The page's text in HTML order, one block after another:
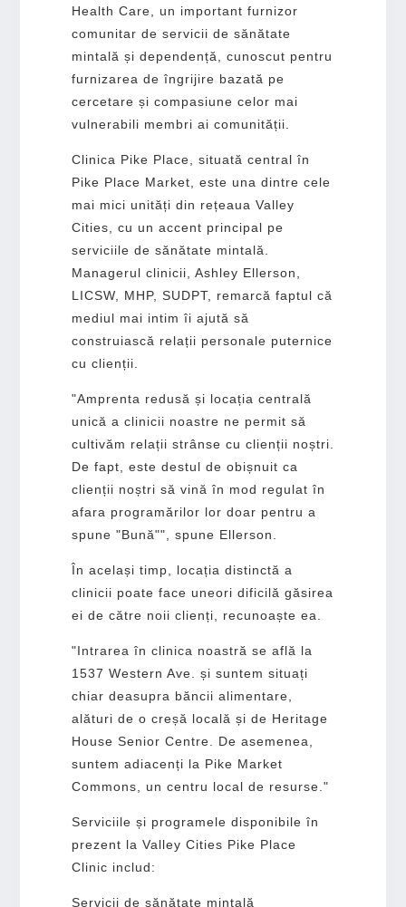
Health Care, un important furnizor
comunitar de servicii de sănătate
mintală și dependență, cunoscut pentru
furnizarea de îngrijire bazată pe
cercetare și compasiune celor mai
vulnerabili membri ai comunității.
Clinica Pike Place, situată central în
Pike Place Market, este una dintre cele
mai mici unități din rețeaua Valley
Cities, cu un accent principal pe
serviciile de sănătate mintală.
Managerul clinicii, Ashley Ellerson,
LICSW, MHP, SUDPT, remarcă faptul că
mediul mai intim îi ajută să
construiască relații personale puternice
cu clienții.
"Amprenta redusă și locația centrală
unică a clinicii noastre ne permit să
cultivăm relații strânse cu clienții noștri.
De fapt, este destul de obișnuit ca
clienții noștri să vină în mod regulat în
afara programărilor lor doar pentru a
spune "Bună"", spune Ellerson.
În același timp, locația distinctă a
clinicii poate face uneori dificilă găsirea
ei de către noii clienți, recunoaște ea.
"Intrarea în clinica noastră se află la
1537 Western Ave. și suntem situați
chiar deasupra băncii alimentare,
alături de o creșă locală și de Heritage
House Senior Centre. De asemenea,
suntem adiacenți la Pike Market
Commons, un centru local de resurse."
Serviciile și programele disponibile în
prezent la Valley Cities Pike Place
Clinic includ:
Servicii de sănătate mintală